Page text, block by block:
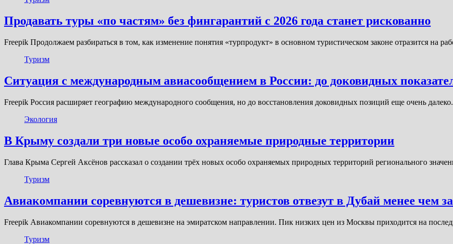
Продавать туры «по частям» без фингарантий с 2026 года станет рискованно
Freepik Продолжаем разбираться в том, как изменение понятия «турпродукт» в основном туристическом законе отразится на
Туризм
Ситуация с международным авиасообщением в России: до доковидных
Freepik Россия расширяет географию международного сообщения, но до восстановления доковидных позиций еще очень
Экология
В Крыму создали три новые особо охраняемые природные территории
Глава Крыма Сергей Аксёнов рассказал о создании трёх новых особо охраняемых природных территорий регионального
Туризм
Авиакомпании соревнуются в дешевизне: туристов отвезут в Дубай менее чем
Freepik Авиакомпании соревнуются в дешевизне на эмиратском направлении. Пик низких цен из Москвы приходится на
Туризм